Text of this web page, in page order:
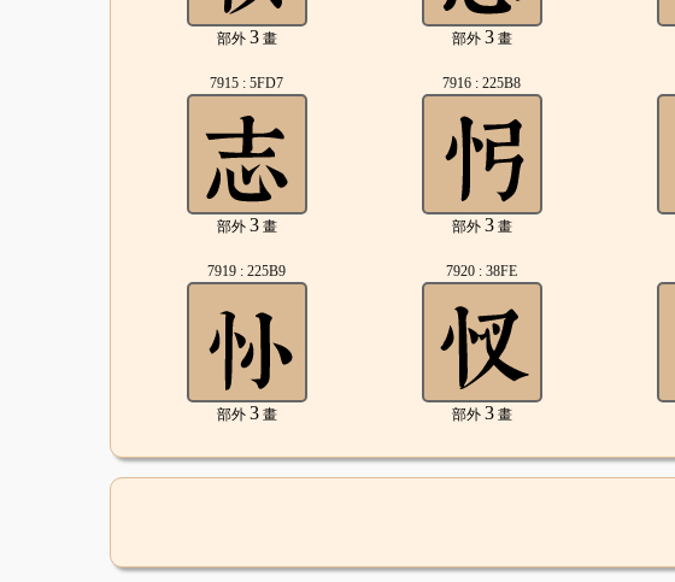
部外 3畫 部外 3畫
7915 : 5FD7
部外 3畫
7916 : 225B8
部外 3畫
7919 : 225B9
部外 3畫
7920 : 38FE
部外 3畫